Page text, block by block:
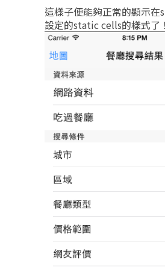
這樣子便能夠正常的顯示
設定的static cells的樣式了！